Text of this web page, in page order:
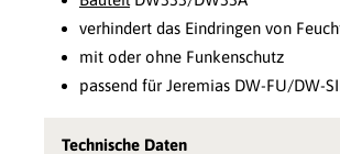
verhindert das Eindringen von
mit oder ohne Funkenschutz
passend für Jeremias DW-FU/DW-
Technische Daten